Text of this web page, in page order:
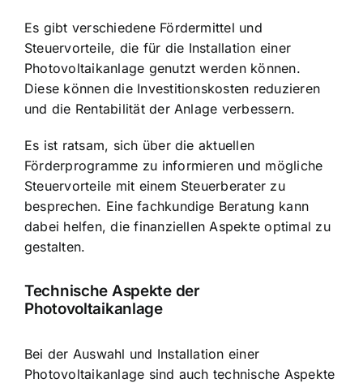
Es gibt verschiedene Fördermittel und
Steuervorteile, die für die Installation einer
Photovoltaikanlage genutzt werden können.
Diese können die Investitionskosten reduzieren
und die Rentabilität der Anlage verbessern.
Es ist ratsam, sich über die aktuellen
Förderprogramme zu informieren und mögliche
Steuervorteile mit einem Steuerberater zu
besprechen. Eine fachkundige Beratung kann
dabei helfen, die finanziellen Aspekte optimal zu
gestalten.
Technische Aspekte der
Photovoltaikanlage
Bei der Auswahl und Installation einer
Photovoltaikanlage sind auch technische Aspekte